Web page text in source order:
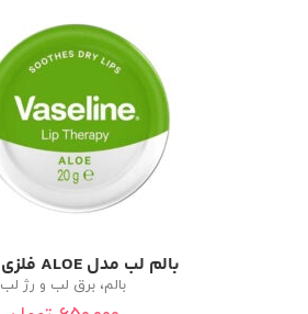
بالم لب مدل ALOE فلزی 20 گرم
بالم، برق لب و رژ لب